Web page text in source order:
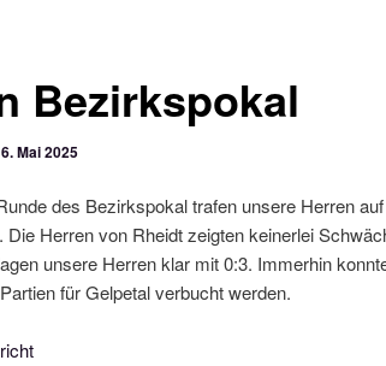
Bezirkspokal
Mai 2025
des Bezirkspokal trafen unsere Herren
Die Herren von Rheidt zeigten keinerlei
unsere Herren klar mit 0:3. Immerhin
für Gelpetal verbucht werden.